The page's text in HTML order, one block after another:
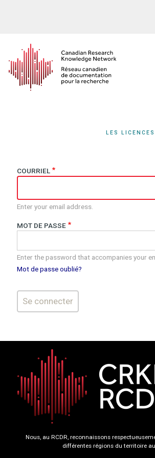
principal
LES LICENCES
COURRIEL
Enter your email address.
MOT DE PASSE
Enter the password that accompanies your
Mot de passe oublié?
Nous, au RCDR, reconnaissons
différentes régions du territoire